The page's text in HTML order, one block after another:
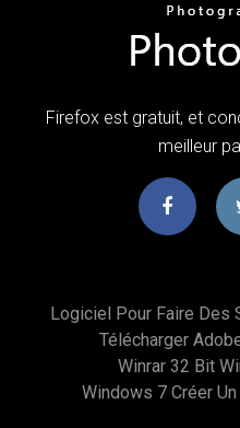
Firefox est gratuit, et
meilleur
Logiciel Pour Faire Des
Télécharger
Winrar 32 Bit
Windows 7 Créer